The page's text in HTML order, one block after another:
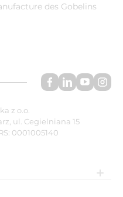
des Gobelins
z o.o.
ul. Cegielniana 15
0001005140